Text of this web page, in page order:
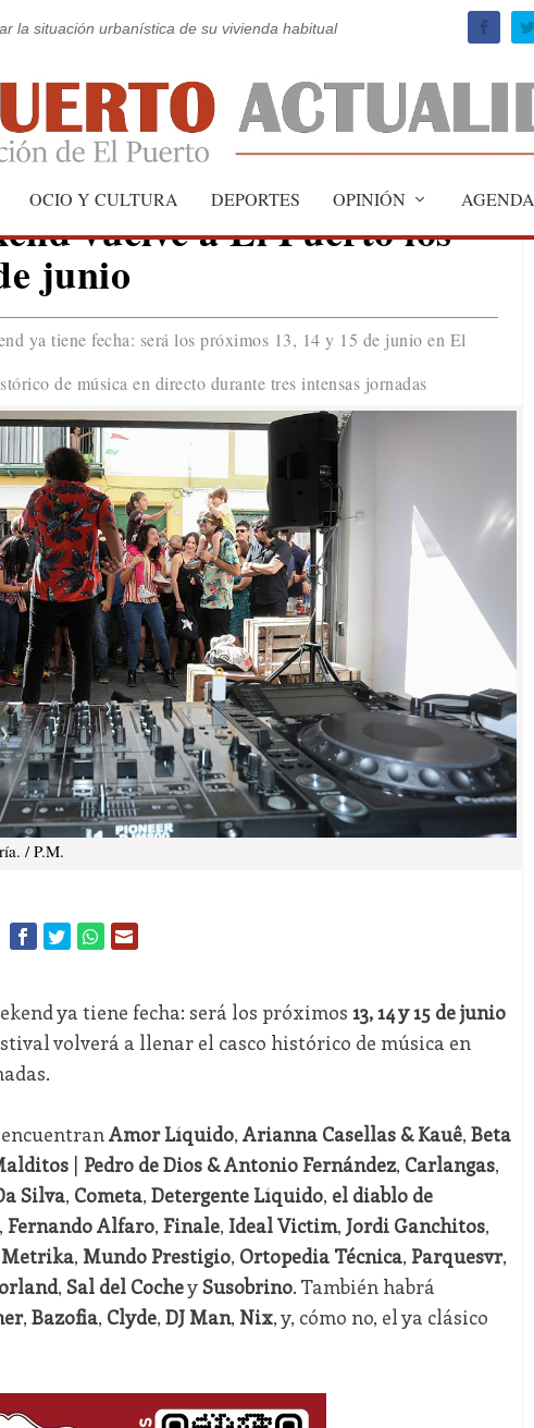
la situación urbanística de su vivienda habitual
OCIO Y CULTURA DEPORTES OPINIÓN AGENDA
vuelve a El Puerto los
junio
ya tiene fecha: será los próximos 13, 14 y 15 de junio en El
de música en directo durante tres intensas jornadas
/ P.M.
ya tiene fecha: será los próximos 13, 14 y 15 de junio
volverá a llenar el casco histórico de música en
Amor Líquido, Arianna Casellas & Kauê, Beta
| Pedro de Dios & Antonio Fernández, Carlangas,
Silva, Cometa, Detergente Líquido, el diablo de
Fernando Alfaro, Finale, Ideal Victim, Jordi Ganchitos,
Metrika, Mundo Prestigio, Ortopedia Técnica, Parquesvr,
, Sal del CocheySusobrino. También habrá
, Bazofia, Clyde, DJ Man, Nix, y, cómo no, el ya clásico